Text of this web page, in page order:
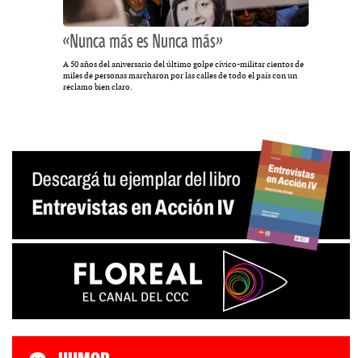
«Nunca más es Nunca más»
A 50 años del aniversario del último golpe cívico-militar cientos de
miles de personas marcharon por las calles de todo el país con un
reclamo bien claro.